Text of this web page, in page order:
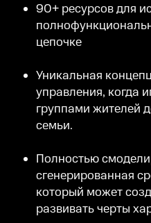
90+ ресурсов для
цепочке
Уникальная
управления, когда
группами жителей
семьи.
Полностью
сгенерированная
который может
развивать черты